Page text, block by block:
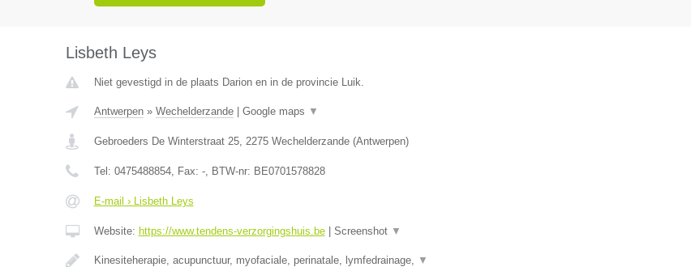
Lisbeth Leys
Niet gevestigd in de plaats Darion en in de provincie Luik.
Antwerpen» Wechelderzande| Google maps ▼
Gebroeders De Winterstraat 25, 2275 Wechelderzande(Antwerpen)
Tel: 0475488854, Fax: -, BTW-nr: BE0701578828
E-mail › Lisbeth Leys
Website: https://www.tendens-verzorgingshuis.be| Screenshot ▼
Kinesiteherapie, acupunctuur, myofaciale, perinatale, lymfedrainage, ▼